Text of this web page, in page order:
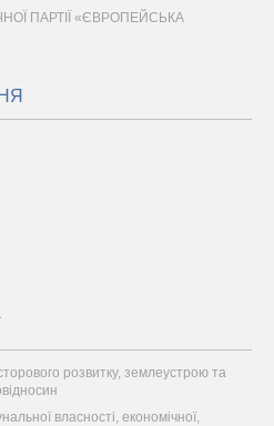
ПАРТІЇ «ЄВРОПЕЙСЬКА
розвитку, землеустрою та
власності, економічної,